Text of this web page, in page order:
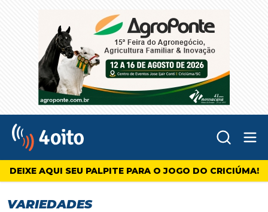
4oito
DEIXE AQUI SEU PALPITE PARA O JOGO DO CRICIÚMA!
VARIEDADES